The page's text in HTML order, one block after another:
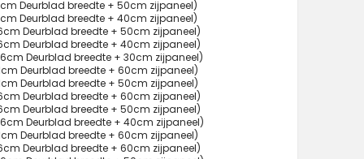
Deurblad breedte + 50cm zijpaneel)
Deurblad breedte + 40cm zijpaneel)
Deurblad breedte + 50cm zijpaneel)
Deurblad breedte + 40cm zijpaneel)
Deurblad breedte + 30cm zijpaneel)
Deurblad breedte + 60cm zijpaneel)
Deurblad breedte + 50cm zijpaneel)
Deurblad breedte + 60cm zijpaneel)
Deurblad breedte + 50cm zijpaneel)
Deurblad breedte + 40cm zijpaneel)
Deurblad breedte + 60cm zijpaneel)
Deurblad breedte + 60cm zijpaneel)